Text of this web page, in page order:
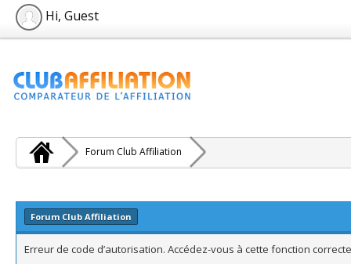
Hi, Guest
Forum Club Affiliation
Forum Club Affiliation
Erreur de code d’autorisation. Accédez-vous à cette fonction